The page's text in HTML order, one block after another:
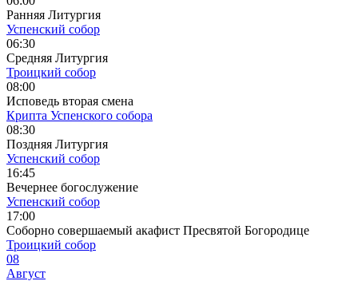
Ранняя Литургия
Успенский собор
06:30
Средняя Литургия
Троицкий собор
08:00
Исповедь вторая смена
Крипта Успенского собора
08:30
Поздняя Литургия
Успенский собор
16:45
Вечернее богослужение
Успенский собор
17:00
Соборно совершаемый акафист Пресвятой Богородице
Троицкий собор
08
Август